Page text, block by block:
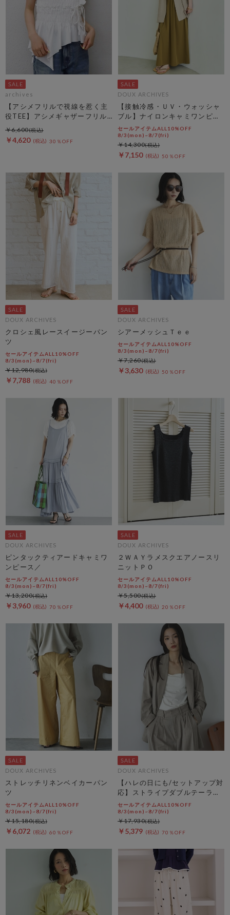
archives
【アシメフリルで視線を惹く主
役TEE】アシメギャザーフリル
ＴＥＥ
￥4,620 30％OFF
￥6,600
DOUX ARCHIVES
【接触冷感・ＵＶ・ウォッシャ
ブル】ナイロンキャミワンピー
ス
セールアイテムALL10%OFF
8/3(mon)~8/7(fri)
￥7,150 50％OFF
￥14,300
DOUX ARCHIVES
クロシェ風レースイージーパン
ツ
セールアイテムALL10%OFF
8/3(mon)~8/7(fri)
￥7,788 40％OFF
￥12,980
DOUX ARCHIVES
シアーメッシュＴｅｅ
セールアイテムALL10%OFF
8/3(mon)~8/7(fri)
￥3,630 50％OFF
￥7,260
DOUX ARCHIVES
ピンタックティアードキャミワ
ンピース／
セールアイテムALL10%OFF
8/3(mon)~8/7(fri)
￥3,960 70％OFF
￥13,200
DOUX ARCHIVES
２ＷＡＹラメスクエアノースリ
ニットＰＯ
セールアイテムALL10%OFF
8/3(mon)~8/7(fri)
￥4,400 20％OFF
￥5,500
DOUX ARCHIVES
ストレッチリネンベイカーパン
ツ
セールアイテムALL10%OFF
8/3(mon)~8/7(fri)
￥6,072 60％OFF
￥15,180
DOUX ARCHIVES
【ハレの日にも/セットアップ対
応】ストライプダブルテーラー
ドジャケット
セールアイテムALL10%OFF
8/3(mon)~8/7(fri)
￥5,379 70％OFF
￥17,930